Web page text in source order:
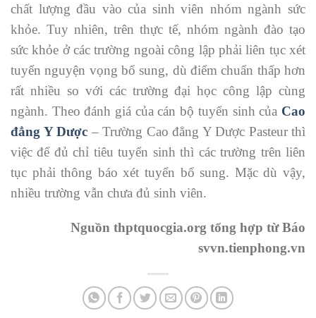
chất lượng đầu vào của sinh viên nhóm ngành sức
khỏe. Tuy nhiên, trên thực tế, nhóm ngành đào tạo
sức khỏe ở các trường ngoài công lập phải liên tục xét
tuyển nguyện vọng bổ sung, dù điểm chuẩn thấp hơn
rất nhiều so với các trường đại học công lập cùng
ngành. Theo đánh giá của cán bộ tuyển sinh của Cao
đẳng Y Dược – Trường Cao đẳng Y Dược Pasteur thì
việc để đủ chỉ tiêu tuyển sinh thì các trường trên liên
tục phải thông báo xét tuyển bổ sung. Mặc dù vậy,
nhiều trường vẫn chưa đủ sinh viên.
Nguồn thptquocgia.org tổng hợp từ Báo
svvn.tienphong.vn